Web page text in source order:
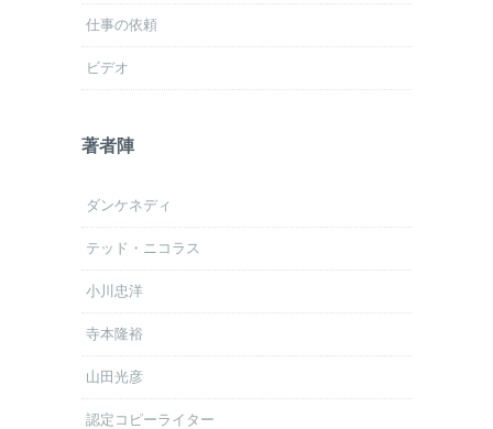
仕事の依頼
ビデオ
著者陣
ダンケネディ
テッド・ニコラス
小川忠洋
寺本隆裕
山田光彦
認定コピーライター